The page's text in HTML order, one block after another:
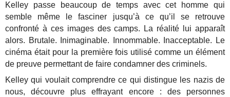
Kelley passe beaucoup de temps avec cet homme qui
semble même le fasciner jusqu’à ce qu’il se retrouve
confronté à ces images des camps. La réalité lui apparaît
alors. Brutale. Inimaginable. Innommable. Inacceptable. Le
cinéma était pour la première fois utilisé comme un élément
de preuve permettant de faire condamner des criminels.
Kelley qui voulait comprendre ce qui distingue les nazis de
nous, découvre plus effrayant encore : des personnes